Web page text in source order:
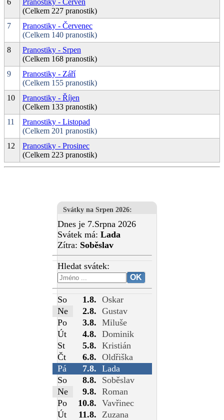
6
Pranostiky - Červen
(Celkem 227 pranostik)
7
Pranostiky - Červenec
(Celkem 140 pranostik)
8
Pranostiky - Srpen
(Celkem 168 pranostik)
9
Pranostiky - Září
(Celkem 155 pranostik)
10
Pranostiky - Říjen
(Celkem 133 pranostik)
11
Pranostiky - Listopad
(Celkem 201 pranostik)
12
Pranostiky - Prosinec
(Celkem 223 pranostik)
Svátky na Srpen 2026:
Dnes je 7.Srpna 2026
Svátek má: Lada
Zítra: Soběslav
Hledat svátek:
So 1.8. Oskar
Ne
2.8. Gustav
Po
3.8. Miluše
Út
4.8. Dominik
St
5.8. Kristián
Čt
6.8. Oldřiška
Pá
7.8. Lada
So
8.8.
Soběslav
Ne
9.8. Roman
Po
10.8. Vavřinec
Út
11.8.
Zuzana